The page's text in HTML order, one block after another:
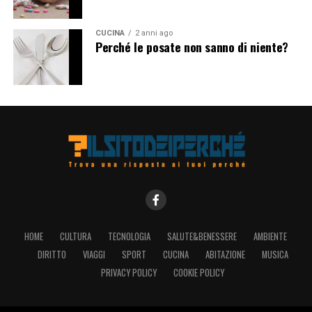
CUCINA 2 anni ago
Perché le posate non sanno di niente?
HOME CULTURA TECNOLOGIA SALUTE&BENESSERE
AMBIENTE
DIRITTO
VIAGGI SPORT CUCINA ABITAZIONE
MUSICA
PRIVACY POLICY
COOKIE POLICY